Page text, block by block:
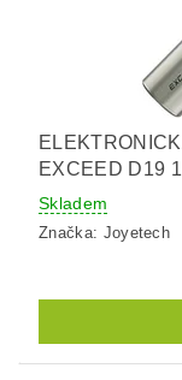
EXCEED D19
Skladem
Značka: Joyetech